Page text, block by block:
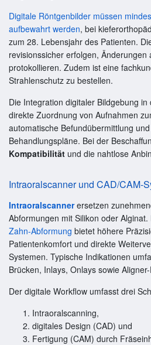
Digitale Röntgenbilder müssen
aufbewahrt werden, bei
zum 28. Lebensjahr des Patienten.
revisionssicher erfolgen, Änderungen
protokollieren. Zudem ist eine
Strahlenschutz zu bestellen.
Die Integration digitaler Bildgebung
direkte Zuordnung von Aufnahmen
automatische Befundübermittlung
Behandlungspläne. Bei der
Kompatibilität und die nahtlose
Intraoralscanner und CAD/CAM-
Intraoralscannerersetzen
Abformungen mit Silikon oder
Zahn-Abformung bietet höhere
Patientenkomfort und direkte
Systemen. Typische Indikationen
Brücken, Inlays, Onlays sowie
Der digitale Workflow umfasst drei
Intraoralscanning,
digitales Design (CAD) und
Fertigung (CAM) durch